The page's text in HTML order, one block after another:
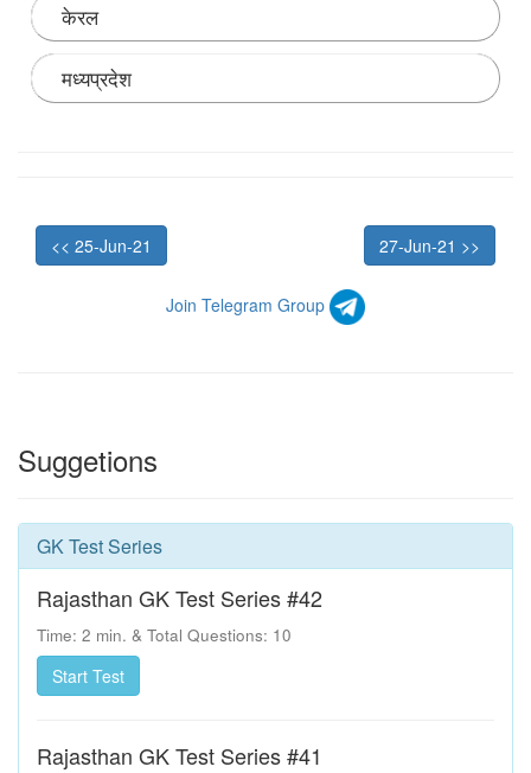
केरल
मध्यप्रदेश
राजस्थान देश का पहला राज्य बन गया है।
<< 25-Jun-21 27-Jun-21 >>
Join Telegram Group
Suggetions
GK Test Series
Rajasthan GK Test Series #42
Time: 2 min. & Total Questions: 10
Rajasthan GK Test Series #41